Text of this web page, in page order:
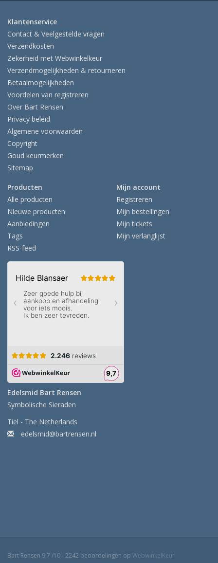
Klantenservice
Contact & Veelgestelde vragen
Verzendkosten
Zekerheid met Webwinkelkeur
Verzendmogelijkheden & retourneren
Betaalmogelijkheden
Voordelen van registreren
Over Bart Rensen
Privacy beleid
Algemene voorwaarden
Copyright
Goud keurmerken
Sitemap
Producten
Alle producten
Nieuwe producten
Aanbiedingen
Tags
RSS-feed
Mijn account
Registreren
Mijn bestellingen
Mijn tickets
Mijn verlanglijst
Edelsmid Bart Rensen
Symbolische Sieraden
Tiel - The Netherlands
edelsmid@bartrensen.nl
Bart Rensen 9,7 /10- 2242 beoordelingen op WebwinkelKeur